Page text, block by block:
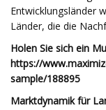
Entwicklungsländer
Länder, die die
Holen Sie sich ein
https://
sample/188895
Marktdynamik für